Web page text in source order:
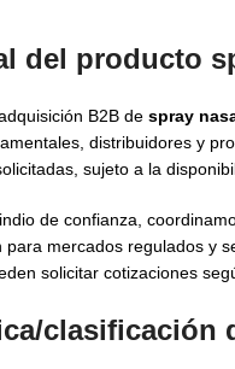
del producto
B2B de spray
distribuidores y
sujeto a la
indio de confianza,
mercados regulados y
solicitar cotizaciones
clasificación